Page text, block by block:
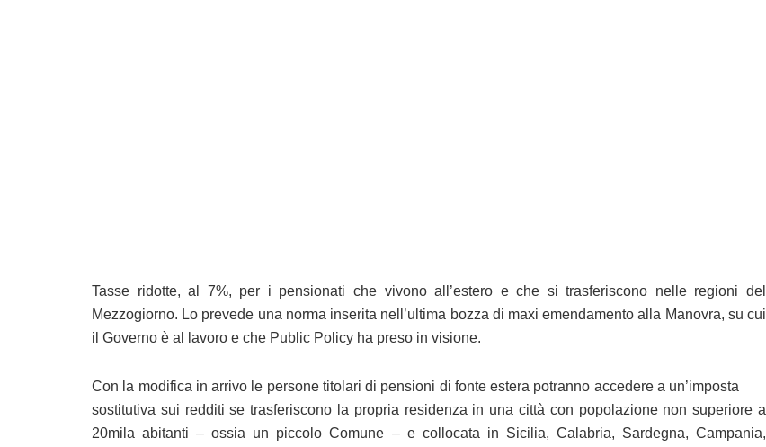
Tasse ridotte, al 7%, per i pensionati che vivono all’estero e che si trasferiscono nelle regioni del
Mezzogiorno. Lo prevede una norma inserita nell’ultima bozza di maxi emendamento alla Manovra, su cui
il Governo è al lavoro e che Public Policy ha preso in visione.
Con la modifica in arrivo le persone titolari di pensioni di fonte estera potranno accedere a un’imposta
sostitutiva sui redditi se trasferiscono la propria residenza in una città con popolazione non superiore a
20mila abitanti – ossia un piccolo Comune – e collocata in Sicilia, Calabria, Sardegna, Campania,